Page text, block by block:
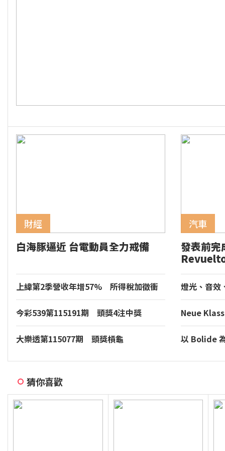
白海豚逼近 台電動員全力戒備
上緯第2季營收年增57% 所得稅加徵衝
今彩539第115191期 頭獎4注中獎
大樂透第115077期 頭獎槓龜
發表前
圈
燈光、音
Neue
以 Bolide
猜你喜歡